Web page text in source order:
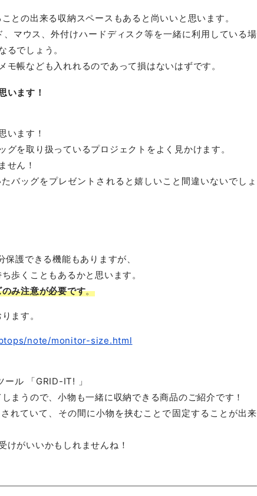
との出来る収納スペースもあると尚いいと思います。
マウス、外付けハードディスク等を一緒に利用している場
でしょう。
帳なども入れれるのであって損はないはずです。
います！
います！
を取り扱っているプロジェクトをよく見かけます。
せん！
バッグをプレゼントされると嬉しいこと間違いないでしょ
護できる機能もありますが、
歩くこともあるかと思います。
み注意が必要です。
ます。
note/monitor-size.html
ル 「GRID-IT! 」
まうので、小物も一緒に収納できる商品のご紹介です！
れていて、その間に小物を挟むことで固定することが出来
けがいいかもしれませんね！